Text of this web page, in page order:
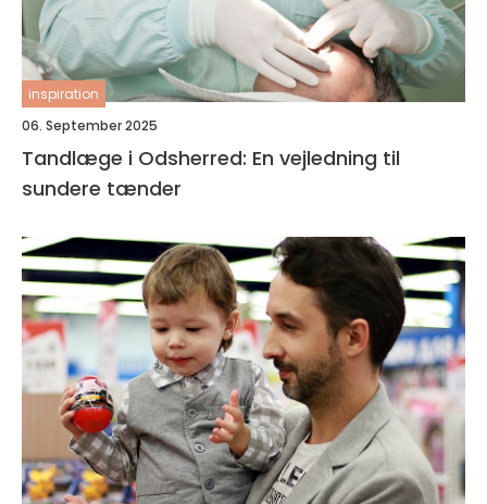
inspiration
06. September 2025
Tandlæge i Odsherred: En vejledning til
sundere tænder